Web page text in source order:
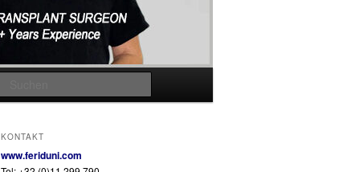
KONTAKT
www.feriduni.com